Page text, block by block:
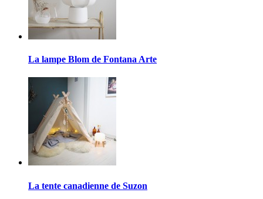
La lampe Blom de Fontana Arte
La tente canadienne de Suzon